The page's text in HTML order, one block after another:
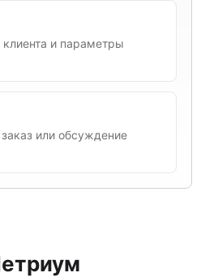
и параметры
или обсуждение